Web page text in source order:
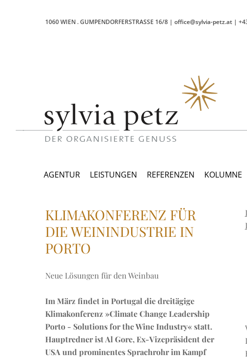
1060 WIEN .GUMPENDORFERSTRASSE 16/8 | office@sylvia-petz.at |
AGENTUR LEISTUNGEN REFERENZEN KOLUMNE
KLIMAKONFERENZ FÜR
DIE WEININDUSTRIE IN
PORTO
Neue Lösungen für den Weinbau
Im März findet in Portugal die dreitägige
Klimakonferenz »Climate Change Leadership
Porto - Solutions for the Wine Industry« statt.
Hauptredner ist Al Gore, Ex-Vizepräsident der
USA und prominentes Sprachrohr im Kampf